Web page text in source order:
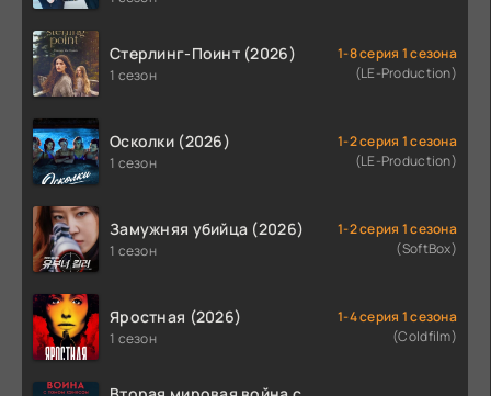
Стерлинг-Поинт (2026)
1 сезон
1-8 серия 1 сезона
(LE-Production)
Осколки (2026)
1 сезон
1-2 серия 1 сезона
(LE-Production)
Замужняя убийца (2026)
1 сезон
1-2 серия 1 сезона
(SoftBox)
Яростная (2026)
1 сезон
1-4 серия 1 сезона
(Coldfilm)